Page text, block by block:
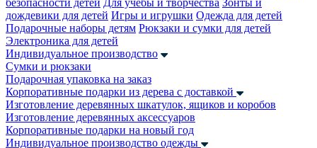
безопасности детей Для учебы и творчества Зонты и
дождевики для детей Игры и игрушки Одежда для детей
Подарочные наборы детям Рюкзаки и сумки для детей
Электроника для детей
Индивидуальное производство
Сумки и рюкзаки
Подарочная упаковка на заказ
Корпоративные подарки из дерева с доставкой
Изготовление деревянных шкатулок, ящиков и коробов
Изготовление деревянных аксессуаров
Корпоративные подарки на новый год
Индивидуальное производство одежды